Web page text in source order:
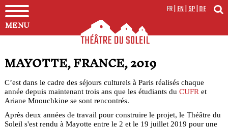
MENU
FR|EN|SP|DE
MAYOTTE, FRANCE, 2019
C’est dans le cadre des séjours culturels à Paris réalisés chaque
année depuis maintenant trois ans que les étudiants du CUFR et
Ariane Mnouchkine se sont rencontrés.
Après deux années de travail pour construire le projet, le Théâtre du
Soleil s'est rendu à Mayotte entre le 2 et le 19 juillet 2019 pour une